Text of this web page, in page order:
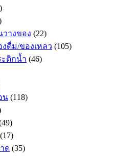
างของ (22)
ดื่ม/ของเหลว (105)
ติกน้ำ (46)
น (118)
(17)
ด (35)